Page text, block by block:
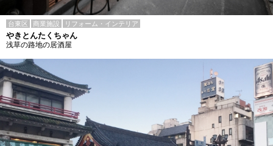
台東区 商業施設 リフォーム・インテリア
やきとんたくちゃん
浅草の路地の居酒屋